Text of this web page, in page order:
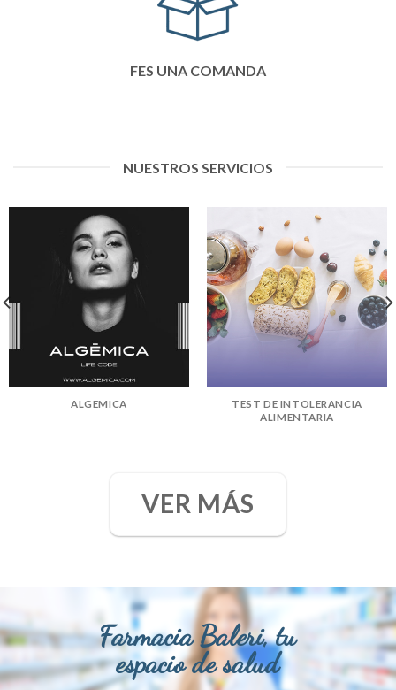
FES UNA COMANDA
NUESTROS SERVICIOS
ALGEMICA
TEST DE INTOLERANCIA
ALIMENTARIA
VER MÁS
Farmacia Baleri, tu
espacio de salud